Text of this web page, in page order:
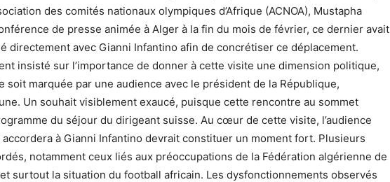
des comités nationaux olympiques d’Afrique (ACNOA), Mustapha
de presse animée à Alger à la fin du mois de février, ce dernier avait
directement avec Gianni Infantino afin de concrétiser ce déplacement.
insisté sur l’importance de donner à cette visite une dimension politique,
soit marquée par une audience avec le président de la République,
Un souhait visiblement exaucé, puisque cette rencontre au sommet
du séjour du dirigeant suisse. Au cœur de cette visite, l’audience
accordera à Gianni Infantino devrait constituer un moment fort. Plusieurs
notamment ceux liés aux préoccupations de la Fédération algérienne de
surtout la situation du football africain. Les dysfonctionnements observés